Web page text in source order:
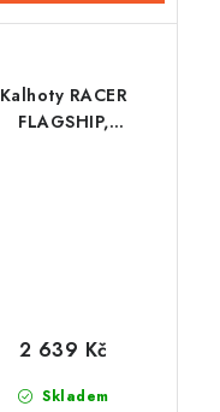
Kalhoty RACER
FLAGSHIP,
Skladem
2 639 Kč